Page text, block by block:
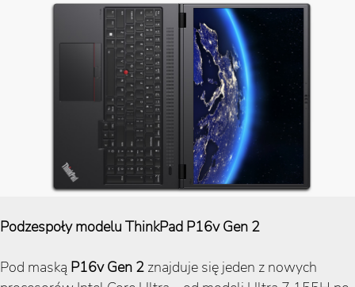
Podzespoły modelu ThinkPad P16v Gen 2
Pod maską P16v Gen 2 znajduje się jeden z nowych